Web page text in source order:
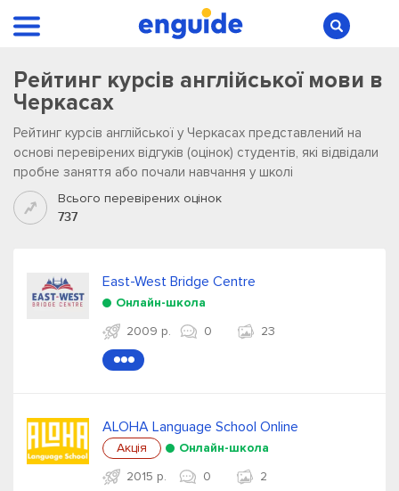
Рейтинг курсів англійської мови в
Черкасах
Рейтинг курсів англійської у Черкасах представлений на
основі перевірених відгуків (оцінок) студентів, які відвідали
пробне заняття або почали навчання у школі
Всього перевірених оцінок
737
East-West Bridge Centre
Онлайн-школа
2009 р.
0 23
●●●
ALOHA Language School Online
Акція
Онлайн-школа
2015 р.
0 2